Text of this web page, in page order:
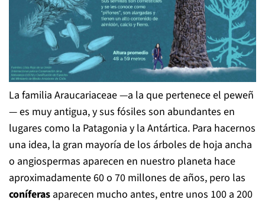
La familia Araucariaceae —a la que pertenece el peweñ
— es muy antigua, y sus fósiles son abundantes en
lugares como la Patagonia y la Antártica. Para hacernos
una idea, la gran mayoría de los árboles de hoja ancha
o angiospermas aparecen en nuestro planeta hace
aproximadamente 60 o 70 millones de años, pero las
coníferas aparecen mucho antes, entre unos 100 a 200